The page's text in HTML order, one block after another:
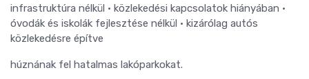
infrastruktúra nélkül • közlekedési kapcsolatok hiányában •
óvodák és iskolák fejlesztése nélkül • kizárólag autós
közlekedésre építve
húznának fel hatalmas lakóparkokat.